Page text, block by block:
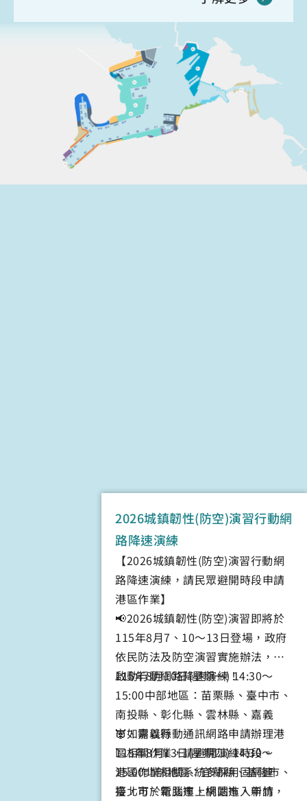
2026城鎮韌性(防空)演習行動網
路降速演練
【2026城鎮韌性(防空)演習行動網
路降速演練，請民眾避開時段申請
港區作業】
📢2026城鎮韌性(防空)演習即將於
115年8月7、10～13日登場，政府
依民防法及防空演習實施辦法，將
啟動行動網路降速演練！
115年8月10日(星期一) 14:30～
15:00中部地區：苗栗縣、臺中市、
南投縣、彰化縣、雲林縣、嘉義
市、嘉義縣
115年8月13日(星期四) 14:30～
15:00北部地區：宜蘭縣、基隆市、
臺北市、新北市、桃園市、新竹
👿如需以行動通訊網路申請辦理港
區相關作業，請避開演練時段。
港區作業相關系統多採用固網連
接，可於電腦連上網站進入申請，